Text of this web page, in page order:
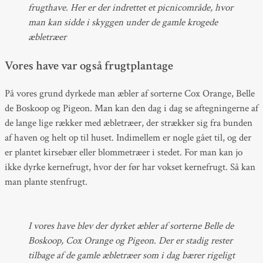
frugthave. Her er der indrettet et picnicområde, hvor
man kan sidde i skyggen under de gamle krogede
æbletræer
Vores have var også frugtplantage
På vores grund dyrkede man æbler af sorterne Cox Orange, Belle
de Boskoop og Pigeon. Man kan den dag i dag se aftegningerne af
de lange lige rækker med æbletræer, der strækker sig fra bunden
af haven og helt op til huset. Indimellem er nogle gået til, og der
er plantet kirsebær eller blommetræer i stedet. For man kan jo
ikke dyrke kernefrugt, hvor der før har vokset kernefrugt. Så kan
man plante stenfrugt.
I vores have blev der dyrket æbler af sorterne Belle de
Boskoop, Cox Orange og Pigeon. Der er stadig rester
tilbage af de gamle æbletræer som i dag bærer rigeligt